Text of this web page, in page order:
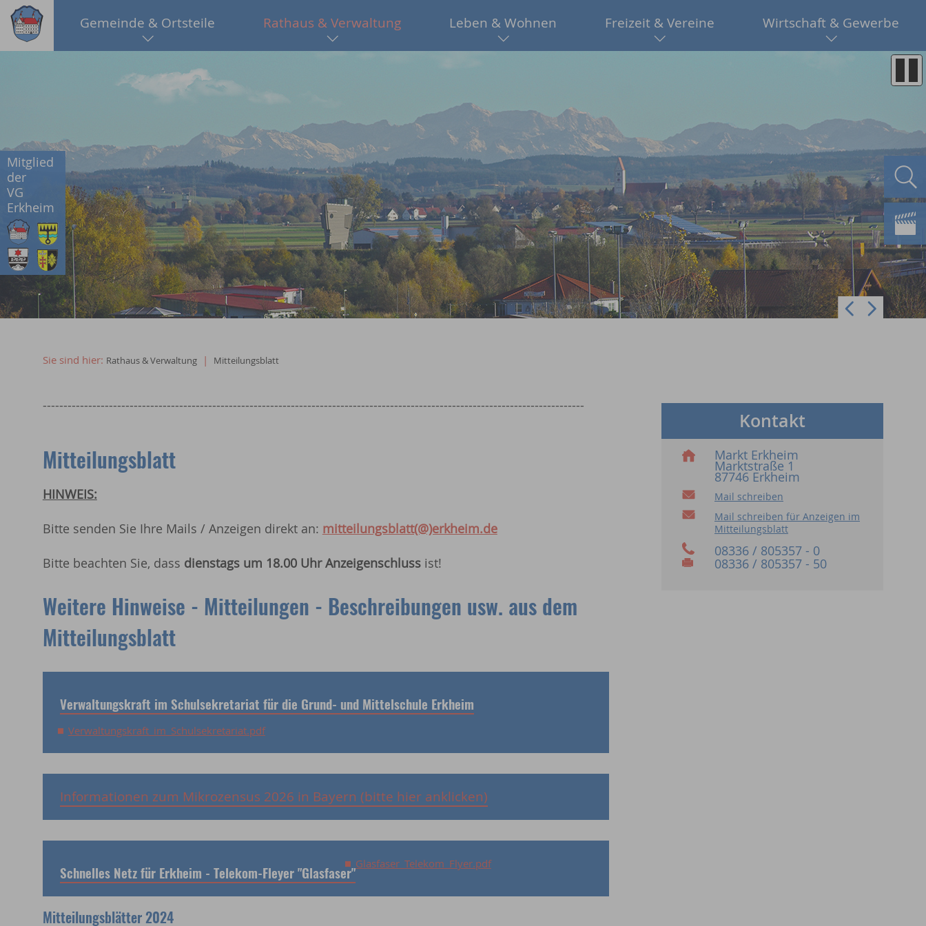
Gemeinde & Ortsteile Rathaus & Verwaltung Leben & Wohnen Freizeit & Vereine Wirtschaft & Gewerbe
Mitglied
der
VG
Erkheim
Sie sind hier: Rathaus & Verwaltung| Mitteilungsblatt
-----------------------------------------------------------------------------------------------------------------------------------
Mitteilungsblatt
HINWEIS:
Bitte senden Sie Ihre Mails / Anzeigen direkt an: mitteilungsblatt(@)erkheim.de
Bitte beachten Sie, dass dienstags um 18.00 Uhr Anzeigenschlussist!
Weitere Hinweise - Mitteilungen - Beschreibungen usw. aus dem
Mitteilungsblatt
Verwaltungskraft im Schulsekretariat für die Grund- und Mittelschule Erkheim
Verwaltungskraft_im_Schulsekretariat.pdf
Informationen zum Mikrozensus 2026 in Bayern (bitte hier anklicken)
Schnelles Netz für Erkheim - Telekom-Fleyer "Glasfaser"Glasfaser_Telekom_Flyer.pdf
Mitteilungsblätter 2024
Kontakt
Markt Erkheim
Marktstraße 1
87746 Erkheim
Mail schreiben
Mail schreiben für Anzeigen im
Mitteilungsblatt
08336 / 805357 - 0
08336 / 805357 - 50